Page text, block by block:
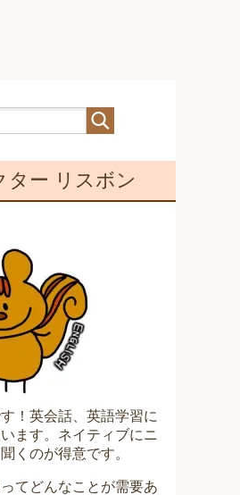
ター リスボン
！英会話、英語学習に
ます。ネイティブにニ
くのが得意です。
てどんなことが需要あ